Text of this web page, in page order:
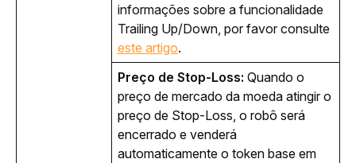
informações sobre a funcionalidade
este artigo.
Preço de Stop-Loss: Quando o
preço de mercado da moeda atingir o
preço de Stop-Loss, o robô será
encerrado e venderá
automaticamente o token base em